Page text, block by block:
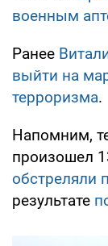
военным
Ранее
выйти на
терроризма.
Напомним,
произошел
обстреляли
результате